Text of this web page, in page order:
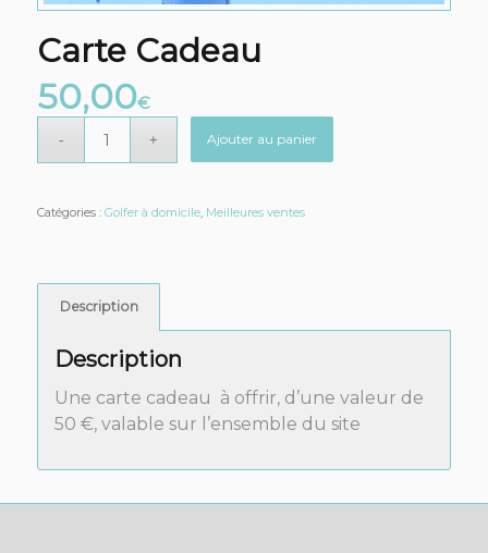
Carte Cadeau
50,00€
Ajouter au panier
Catégories : Golfer à domicile, Meilleures ventes
Description
Description
Une carte cadeau à offrir, d’une valeur de
50 €, valable sur l’ensemble du site